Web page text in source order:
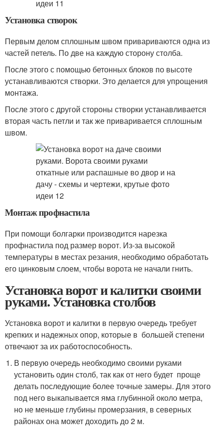
Установка створок
Первым делом сплошным швом привариваются одна из
частей петель. По две на каждую сторону столба.
После этого с помощью бетонных блоков по высоте
устанавливаются створки. Это делается для упрощения
монтажа.
После этого с другой стороны створки устанавливается
вторая часть петли и так же приваривается сплошным
швом.
Монтаж профнастила
При помощи болгарки производится нарезка
профнастила под размер ворот. Из-за высокой
температуры в местах резания, необходимо обработать
его цинковым слоем, чтобы ворота не начали гнить.
Установка ворот и калитки своими
руками. Установка столбов
Установка ворот и калитки в первую очередь требует
крепких и надежных опор, которые в большей степени
отвечают за их работоспособность.
В первую очередь необходимо своими руками
установить один столб, так как от него будет проще
делать последующие более точные замеры. Для этого
под него выкапывается яма глубинной около метра,
но не меньше глубины промерзания, в северных
районах она может доходить до 2 м.